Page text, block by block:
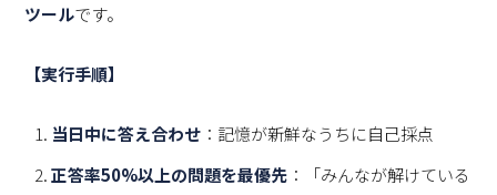
ツールです。
【実行手順】
当日中に答え合わせ ：記憶が新鮮なうちに自己採点
正答率50%以上の問題を最優先 ：「みんなが解けている